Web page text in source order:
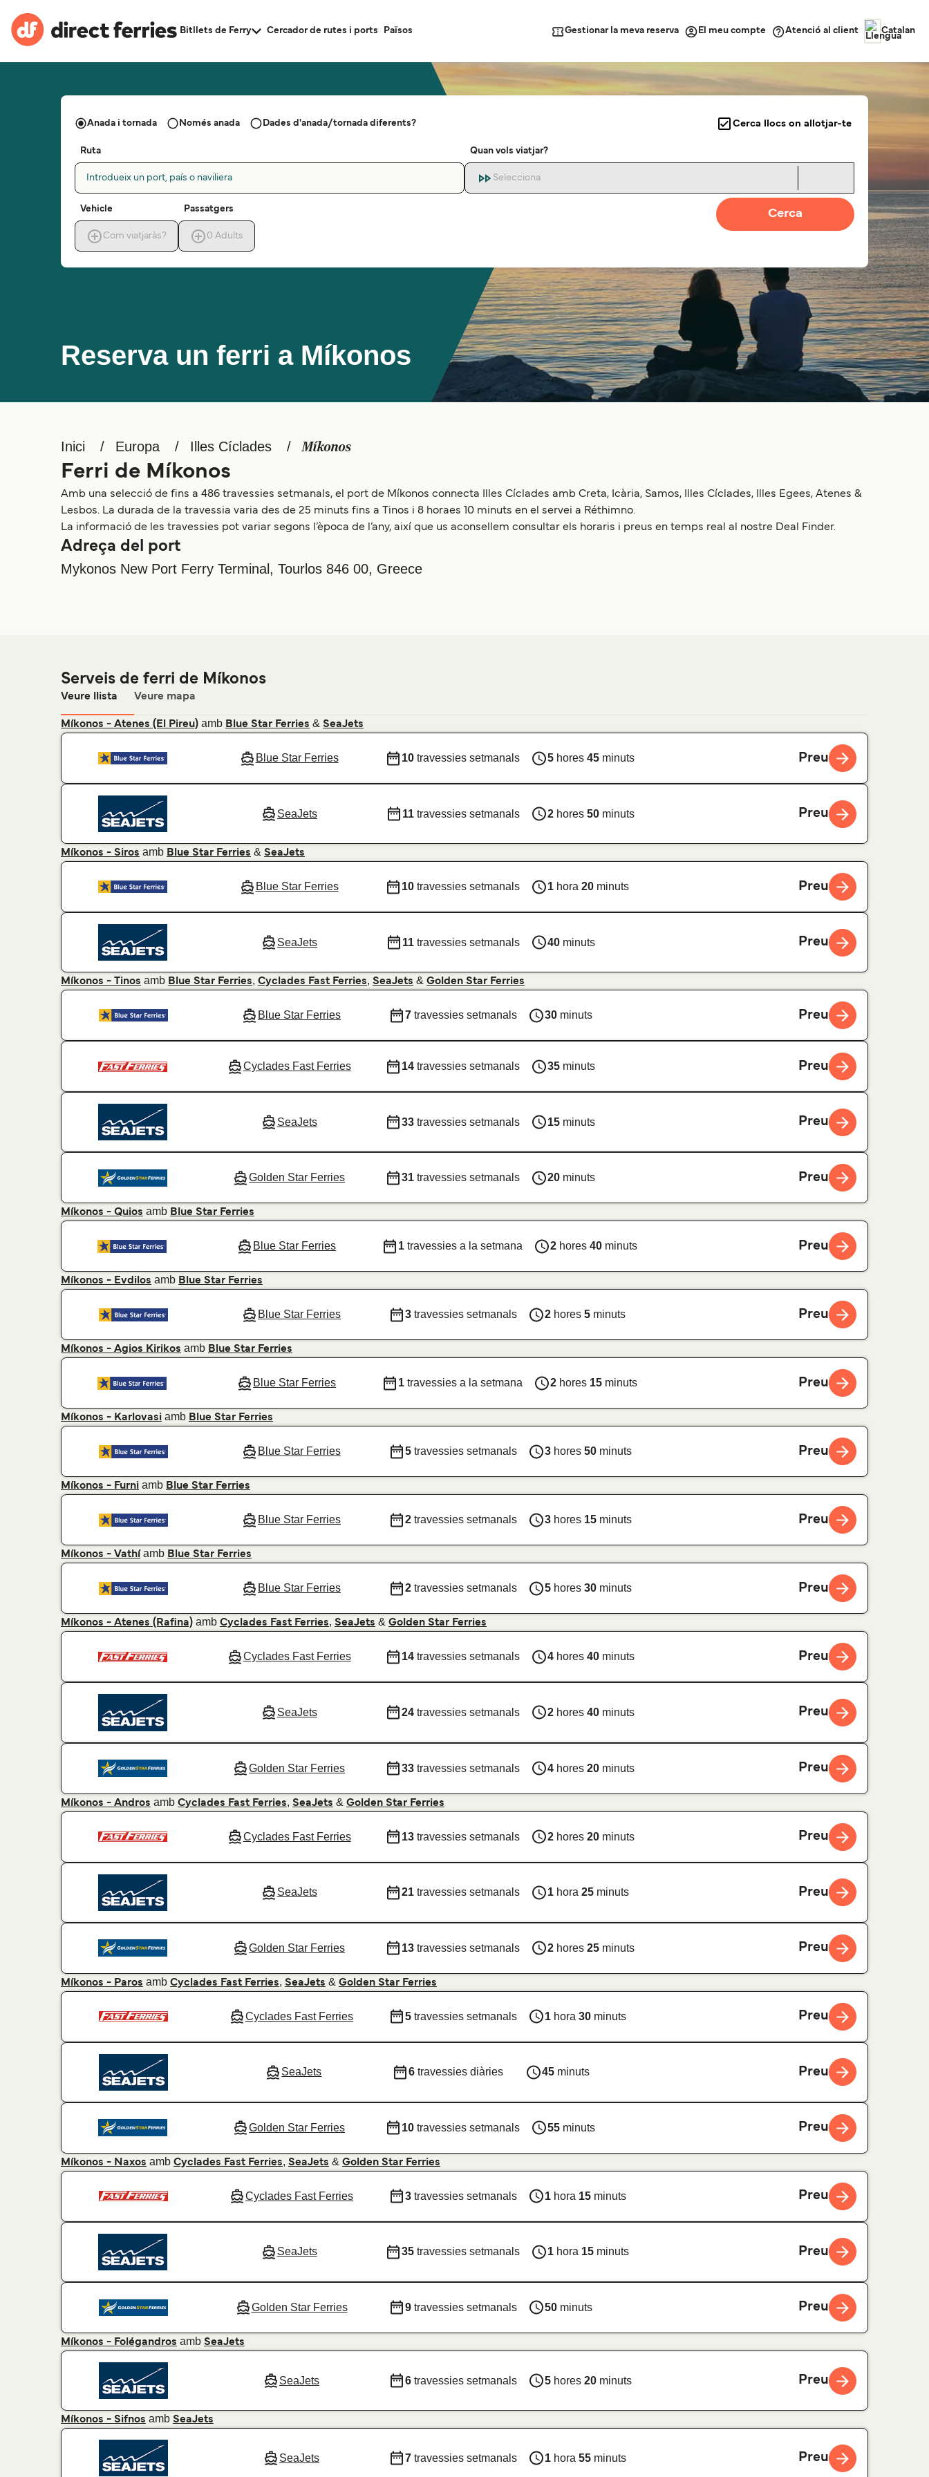
Bitllets de Ferry Cercador de rutes i ports Països Gestionar la meva reserva El meu compte Atenció al client Catalan
Reserva un ferri a Míkonos
Anada i tornada Només anada Dades d'anada/tornada diferents? Cerca llocs on allotjar-te
Ruta
Introdueix un port, país o naviliera
Quan vols viatjar?
Selecciona
Vehicle
Com viatjaràs?
Passatgers
0 Adults
Cerca
Inici Europa Illes Cíclades Míkonos
Ferri de Míkonos
Amb una selecció de fins a 486 travessies setmanals, el port de Míkonos connecta Illes Cíclades amb Creta, Icària, Samos, Illes Cíclades, Illes Egees, Atenes &
Lesbos. La durada de la travessia varia des de 25 minuts fins a Tinos i 8 horaes 10 minuts en el servei a Réthimno.
La informació de les travessies pot variar segons l’època de l’any, així que us aconsellem consultar els horaris i preus en temps real al nostre Deal Finder.
Adreça del port
Mykonos New Port Ferry Terminal, Tourlos 846 00, Greece
Serveis de ferri de Míkonos
Veure llista Veure mapa
Míkonos - Atenes (El Pireu) amb Blue Star Ferries & SeaJets
Blue Star Ferries 10 travessies setmanals 5 hores45 minuts Preu
SeaJets 11travessies setmanals 2hores 50minuts Preu
Míkonos - Siros amb Blue Star Ferries & SeaJets
Blue Star Ferries 10 travessies setmanals 1 hora20 minuts Preu
SeaJets 11travessies setmanals 40minuts Preu
Míkonos - Tinos amb Blue Star Ferries, Cyclades Fast Ferries, SeaJets & Golden Star Ferries
Blue Star Ferries 7 travessies setmanals 30 minuts Preu
Cyclades Fast Ferries 14 travessies setmanals 35 minuts Preu
SeaJets 33 travessies setmanals 15 minuts Preu
Golden Star Ferries 31 travessies setmanals 20 minuts Preu
Míkonos - Quios amb Blue Star Ferries
Blue Star Ferries 1 travessies a la setmana 2 hores40 minuts Preu
Míkonos - Evdilos amb Blue Star Ferries
Blue Star Ferries 3 travessies setmanals 2 hores 5 minuts Preu
Míkonos - Agios Kirikos amb Blue Star Ferries
Blue Star Ferries 1 travessies a la setmana 2 hores 15 minuts Preu
Míkonos - Karlovasi amb Blue Star Ferries
Blue Star Ferries 5 travessies setmanals 3 hores 50 minuts Preu
Míkonos - Furni amb Blue Star Ferries
Blue Star Ferries 2 travessies setmanals 3 hores 15 minuts Preu
Míkonos - Vathíamb Blue Star Ferries
Blue Star Ferries 2 travessies setmanals 5 hores 30 minuts Preu
Míkonos - Atenes (Rafina) amb Cyclades Fast Ferries, SeaJets & Golden Star Ferries
Cyclades Fast Ferries 14 travessies setmanals 4 hores40 minuts Preu
SeaJets 24 travessies setmanals 2 hores40 minuts Preu
Golden Star Ferries 33 travessies setmanals 4 hores20 minuts Preu
Míkonos - Andros amb Cyclades Fast Ferries, SeaJets & Golden Star Ferries
Cyclades Fast Ferries 13 travessies setmanals 2 hores20 minuts Preu
SeaJets 21 travessies setmanals 1 hora25 minuts Preu
Golden Star Ferries 13 travessies setmanals 2 hores25 minuts Preu
Míkonos - Paros amb Cyclades Fast Ferries, SeaJets & Golden Star Ferries
Cyclades Fast Ferries 5 travessies setmanals 1 hora 30 minuts Preu
SeaJets 6travessies diàries 45minuts Preu
Golden Star Ferries 10 travessies setmanals 55 minuts Preu
Míkonos - Naxos amb Cyclades Fast Ferries, SeaJets & Golden Star Ferries
Cyclades Fast Ferries 3 travessies setmanals 1 hora 15 minuts Preu
SeaJets 35 travessies setmanals 1 hora 15 minuts Preu
Golden Star Ferries 9 travessies setmanals 50 minuts Preu
Míkonos - Folégandros amb SeaJets
SeaJets 6 travessies setmanals 5 hores 20 minuts Preu
Míkonos - Sifnos amb SeaJets
SeaJets 7 travessies setmanals 1 hora 55 minuts Preu